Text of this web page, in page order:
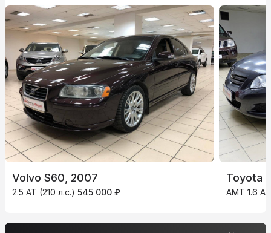
Volvo S60, 2007
2.5 AT (210 л.с.) 545 000 ₽
Toyota
AMT 1.6